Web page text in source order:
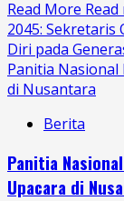
Read More
2045:
Diri pada
Panitia Nasional
di Nusantara
Berita
Panitia
Upacara di